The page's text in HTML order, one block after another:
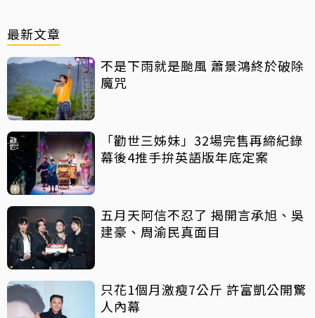
最新文章
不是下雨就是颱風 蕭景鴻終於破除
魔咒
「勸世三姊妹」32場完售再締紀錄
幕後4推手拚英語版年底定案
五月天阿信不忍了 揭開言承旭、吳
建豪、周渝民真面目
只花1個月激瘦7公斤 許富凱公開驚
人內幕